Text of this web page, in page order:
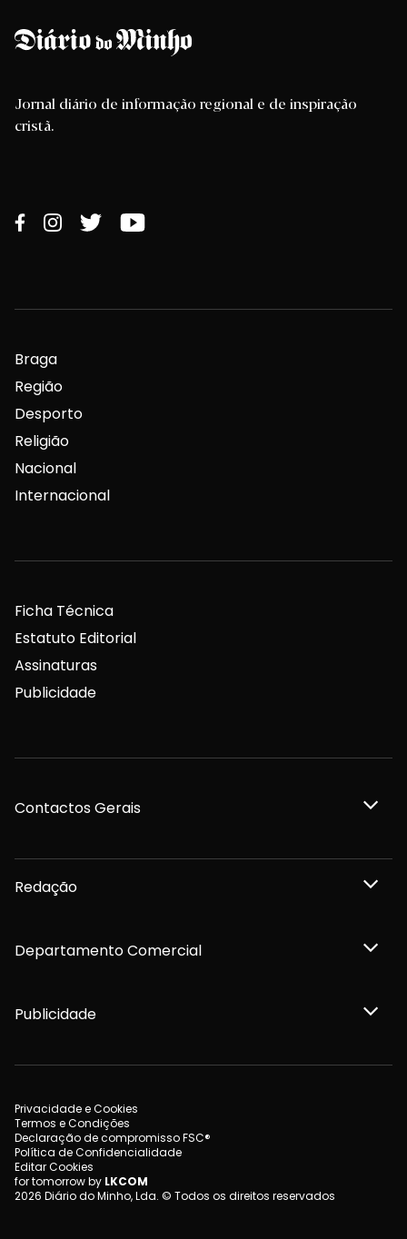
Jornal diário de informação regional e de inspiração
cristã.
Braga
Região
Desporto
Religião
Nacional
Internacional
Ficha Técnica
Estatuto Editorial
Assinaturas
Publicidade
Contactos Gerais
Redação
Departamento Comercial
Publicidade
Privacidade e Cookies
Termos e Condições
Declaração de compromisso FSC®
Política de Confidencialidade
Editar Cookies
for tomorrow by LKCOM
2026 Diário do Minho, Lda. © Todos os direitos reservados